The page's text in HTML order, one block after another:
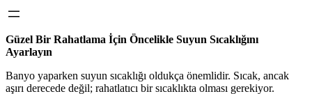
Güzel Bir Rahatlama İçin Öncelikle Suyun Sıcaklığını
Ayarlayın
Banyo yaparken suyun sıcaklığı oldukça önemlidir. Sıcak, ancak
aşırı derecede değil; rahatlatıcı bir sıcaklıkta olması gerekiyor.